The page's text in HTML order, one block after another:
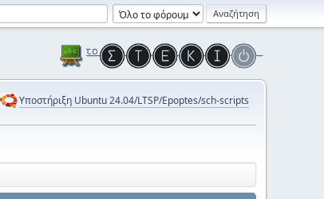
Υποστήριξη Ubuntu 24.04/LTSP/Epoptes/sch-scripts